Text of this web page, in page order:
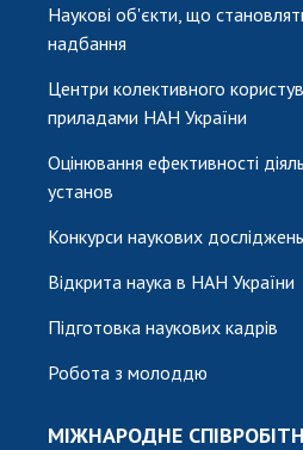
Наукові об'єкти, що
надбання
Центри колективного
приладами НАН України
Оцінювання ефективності
установ
Конкурси наукових
Відкрита наука в НАН України
Підготовка наукових кадрів
Робота з молоддю
МІЖНАРОДНЕ